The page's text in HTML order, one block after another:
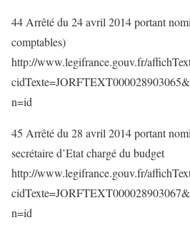
44 Arrêté du 24 avril 2014 portant
comptables)
http://www.legifrance.gouv.fr/
n=id
45 Arrêté du 28 avril 2014 portant
secrétaire d’Etat chargé du budget
http://www.legifrance.gouv.fr/
n=id